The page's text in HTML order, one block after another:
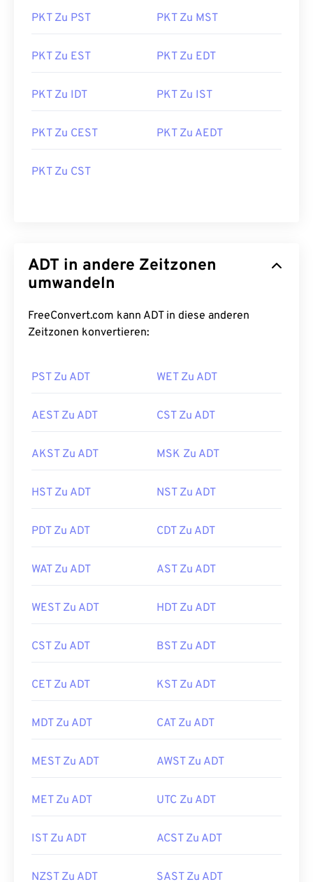
PKT Zu PST PKT Zu MST
PKT Zu EST PKT Zu EDT
PKT Zu IDT PKT Zu IST
PKT Zu CEST PKT Zu AEDT
PKT Zu CST
ADT in andere Zeitzonen
umwandeln
FreeConvert.com kann ADT in diese anderen
Zeitzonen konvertieren:
PST Zu ADT WET Zu ADT
AEST Zu ADT CST Zu ADT
AKST Zu ADT MSK Zu ADT
HST Zu ADT NST Zu ADT
PDT Zu ADT CDT Zu ADT
WAT Zu ADT AST Zu ADT
WEST Zu ADT HDT Zu ADT
CST Zu ADT BST Zu ADT
CET Zu ADT KST Zu ADT
MDT Zu ADT CAT Zu ADT
MEST Zu ADT AWST Zu ADT
MET Zu ADT UTC Zu ADT
IST Zu ADT ACST Zu ADT
NZST Zu ADT SAST Zu ADT